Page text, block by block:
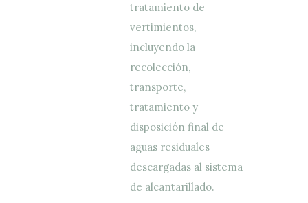
tratamiento de
vertimientos,
incluyendo la
recolección,
transporte,
tratamiento y
disposición final de
aguas residuales
descargadas al sistema
de alcantarillado.